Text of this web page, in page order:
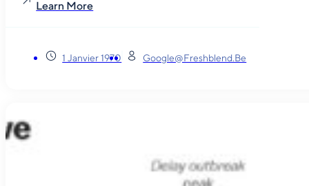
Learn More
1 Janvier 1970 Google@freshblend.be